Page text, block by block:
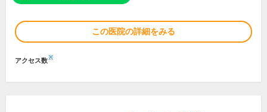
この医院の詳細をみる
アクセス数※